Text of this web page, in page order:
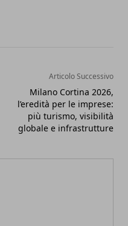
Articolo Successivo
Milano Cortina 2026,
l’eredità per le imprese:
più turismo, visibilità
globale e infrastrutture